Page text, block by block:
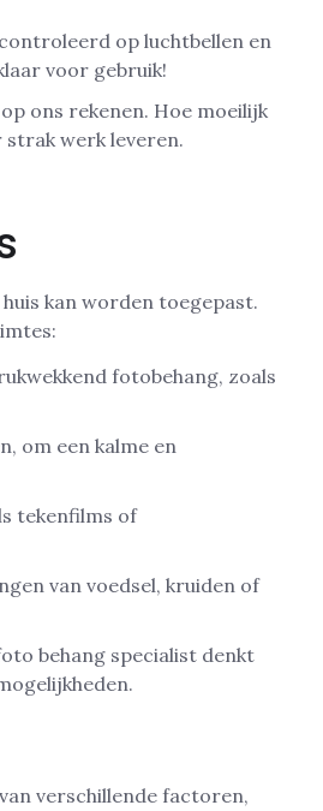
op luchtbellen en
voor gebruik!
ons rekenen. Hoe moeilijk
strak werk leveren.
kan worden toegepast.
fotobehang, zoals
om een kalme en
tekenfilms of
van voedsel, kruiden of
behang specialist denkt
verschillende factoren,